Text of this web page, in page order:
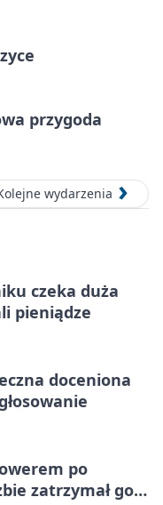
przygoda
wydarzenia
czeka duża
pieniądze
doceniona
po
zatrzymał go